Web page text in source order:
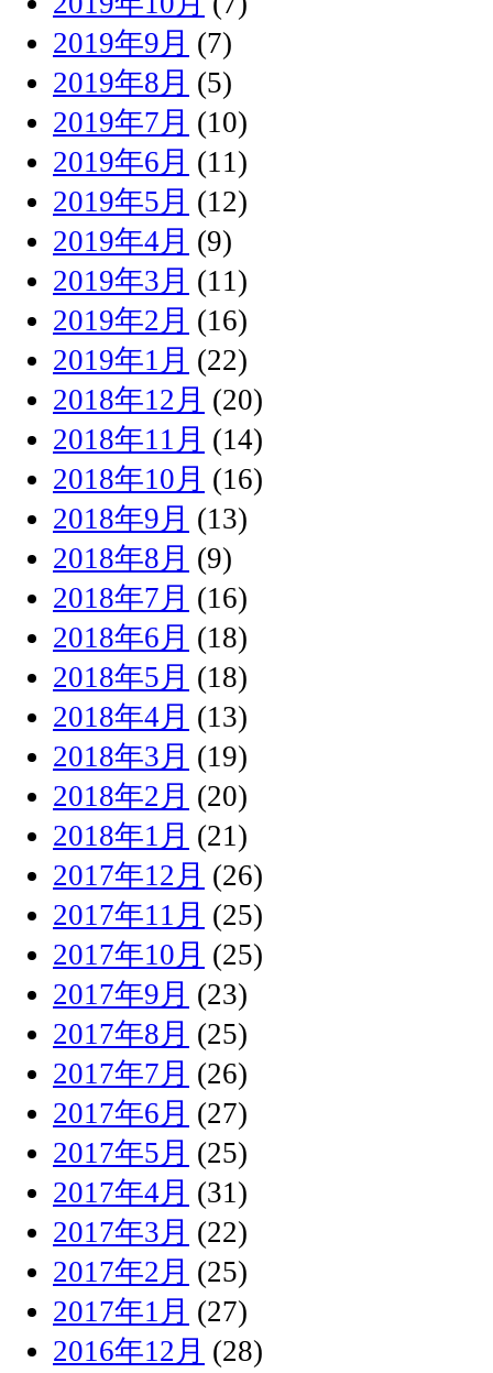
2019年9月 (7)
2019年8月 (5)
2019年7月 (10)
2019年6月 (11)
2019年5月 (12)
2019年4月 (9)
2019年3月 (11)
2019年2月 (16)
2019年1月 (22)
2018年12月 (20)
2018年11月 (14)
2018年10月 (16)
2018年9月 (13)
2018年8月 (9)
2018年7月 (16)
2018年6月 (18)
2018年5月 (18)
2018年4月 (13)
2018年3月 (19)
2018年2月 (20)
2018年1月 (21)
2017年12月 (26)
2017年11月 (25)
2017年10月 (25)
2017年9月 (23)
2017年8月 (25)
2017年7月 (26)
2017年6月 (27)
2017年5月 (25)
2017年4月 (31)
2017年3月 (22)
2017年2月 (25)
2017年1月 (27)
2016年12月 (28)